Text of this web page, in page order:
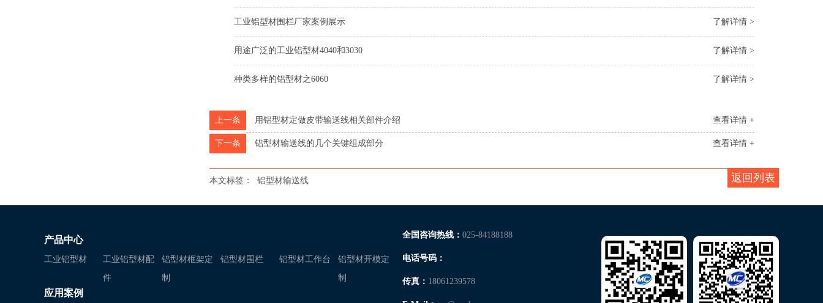
了解详情 >
工业铝型材围栏厂家案例展示
了解详情 >
用途广泛的工业铝型材4040和3030
了解详情 >
种类多样的铝型材之6060
查看详情 +
上一条 用铝型材定做皮带输送线相关部件介绍
查看详情 +
下一条 铝型材输送线的几个关键组成部分
返回列表
本文标签： 铝型材输送线
产品中心
工业铝型材
工业铝型材配
件
铝型材框架定
制
铝型材围栏 铝型材工作台
铝型材开模定
制
应用案例
全国咨询热线： 025-84188188
电话号码：
传真： 18061239578